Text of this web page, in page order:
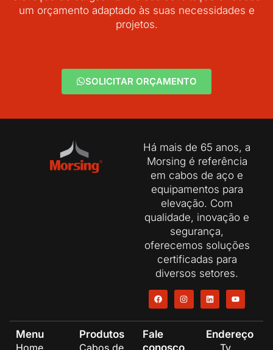
um orçamento adaptado às suas necessidades e
projetos.
SOLICITAR ORÇAMENTO
Há mais de 65 anos, a
Morsing é referência
em cabos de aço e
equipamentos para
elevação. Com
qualidade, inovação e
segurança,
oferecemos soluções
certificadas para
diversos setores.
Menu
Home
Produtos
Cabos de
Fale
conosco
Endereço
Tv.